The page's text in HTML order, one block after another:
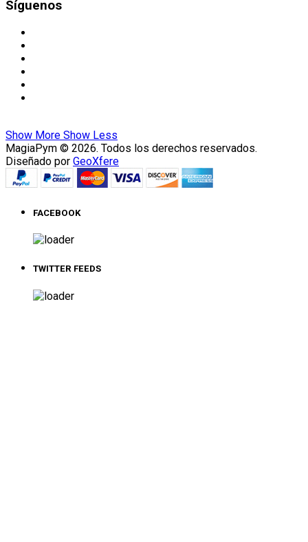
Síguenos
Show More Show Less
MagiaPym © 2026. Todos los derechos reservados.
Diseñado por GeoXfere
FACEBOOK
TWITTER FEEDS